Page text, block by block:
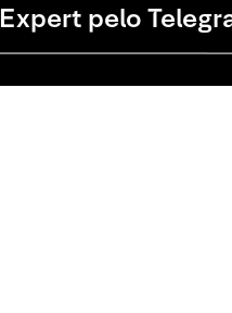
Expert pelo